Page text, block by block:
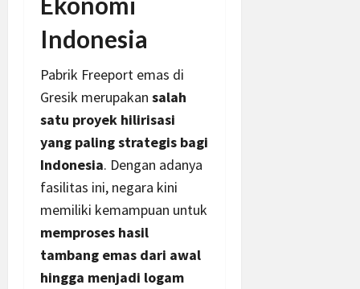
Indonesia
Pabrik Freeport emas di
Gresik merupakan salah
satu proyek hilirisasi
yang paling strategis bagi
Indonesia. Dengan adanya
fasilitas ini, negara kini
memiliki kemampuan untuk
memproses hasil
tambang emas dari awal
hingga menjadi logam